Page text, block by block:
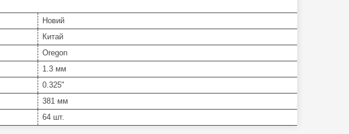
Новий
Китай
Oregon
1.3 мм
0.325"
381 мм
64 шт.